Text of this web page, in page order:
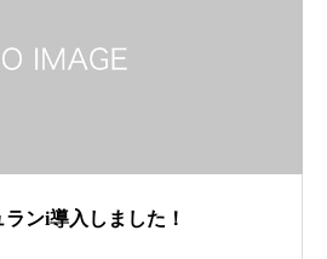
ンi導入しました！